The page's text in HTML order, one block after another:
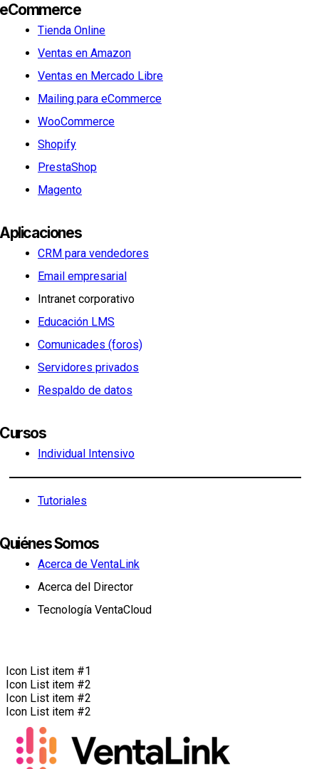
eCommerce
Tienda Online
Ventas en Amazon
Ventas en Mercado Libre
Mailing para eCommerce
WooCommerce
Shopify
PrestaShop
Magento
Aplicaciones
CRM para vendedores
Email empresarial
Intranet corporativo
Educación LMS
Comunicades (foros)
Servidores privados
Respaldo de datos
Cursos
Individual Intensivo
Tutoriales
Quiénes Somos
Acerca de VentaLink
Acerca del Director
Tecnología VentaCloud
Icon List item #1
Icon List item #2
Icon List item #2
Icon List item #2